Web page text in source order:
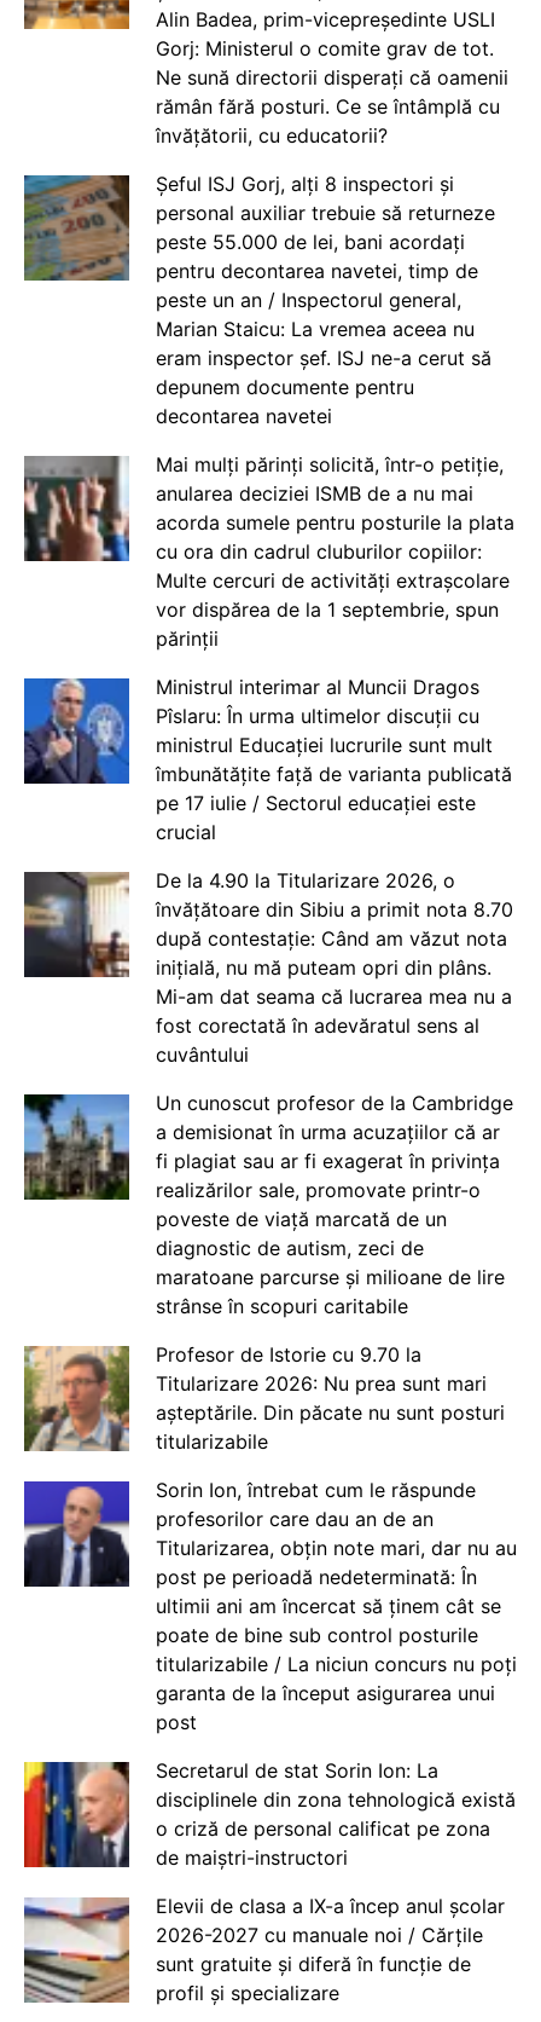
Alin Badea, prim-vicepreședinte USLI
Gorj: Ministerul o comite grav de tot.
Ne sună directorii disperați că oamenii
rămân fără posturi. Ce se întâmplă cu
învățătorii, cu educatorii?
Șeful ISJ Gorj, alți 8 inspectori și
personal auxiliar trebuie să returneze
peste 55.000 de lei, bani acordați
pentru decontarea navetei, timp de
peste un an / Inspectorul general,
Marian Staicu: La vremea aceea nu
eram inspector șef. ISJ ne-a cerut să
depunem documente pentru
decontarea navetei
Mai mulți părinți solicită, într-o petiție,
anularea deciziei ISMB de a nu mai
acorda sumele pentru posturile la plata
cu ora din cadrul cluburilor copiilor:
Multe cercuri de activități extrașcolare
vor dispărea de la 1 septembrie, spun
părinții
Ministrul interimar al Muncii Dragos
Pîslaru: În urma ultimelor discuții cu
ministrul Educației lucrurile sunt mult
îmbunătățite față de varianta publicată
pe 17 iulie / Sectorul educației este
crucial
De la 4.90 la Titularizare 2026, o
învățătoare din Sibiu a primit nota 8.70
după contestație: Când am văzut nota
inițială, nu mă puteam opri din plâns.
Mi-am dat seama că lucrarea mea nu a
fost corectată în adevăratul sens al
cuvântului
Un cunoscut profesor de la Cambridge
a demisionat în urma acuzațiilor că ar
fi plagiat sau ar fi exagerat în privința
realizărilor sale, promovate printr-o
poveste de viață marcată de un
diagnostic de autism, zeci de
maratoane parcurse și milioane de lire
strânse în scopuri caritabile
Profesor de Istorie cu 9.70 la
Titularizare 2026: Nu prea sunt mari
așteptările. Din păcate nu sunt posturi
titularizabile
Sorin Ion, întrebat cum le răspunde
profesorilor care dau an de an
Titularizarea, obțin note mari, dar nu au
post pe perioadă nedeterminată: În
ultimii ani am încercat să ținem cât se
poate de bine sub control posturile
titularizabile / La niciun concurs nu poți
garanta de la început asigurarea unui
post
Secretarul de stat Sorin Ion: La
disciplinele din zona tehnologică există
o criză de personal calificat pe zona
de maiștri-instructori
Elevii de clasa a IX-a încep anul școlar
2026-2027 cu manuale noi / Cărțile
sunt gratuite și diferă în funcție de
profil și specializare